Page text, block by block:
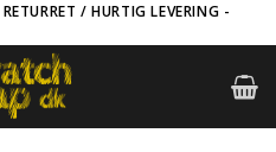
/ HURTIG LEVERING -